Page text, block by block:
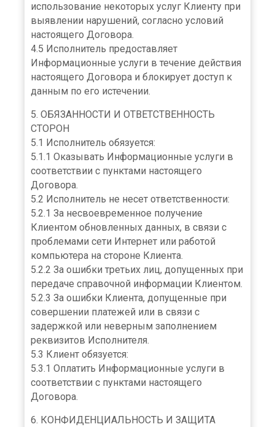
использование некоторых услуг Клиенту при
выявлении нарушений, согласно условий
настоящего Договора.
4.5 Исполнитель предоставляет
Информационные услуги в течение действия
настоящего Договора и блокирует доступ к
данным по его истечении.
5. ОБЯЗАННОСТИ И ОТВЕТСТВЕННОСТЬ
СТОРОН
5.1 Исполнитель обязуется:
5.1.1 Оказывать Информационные услуги в
соответствии с пунктами настоящего
Договора.
5.2 Исполнитель не несет ответственности:
5.2.1 За несвоевременное получение
Клиентом обновленных данных, в связи с
проблемами сети Интернет или работой
компьютера на стороне Клиента.
5.2.2 За ошибки третьих лиц, допущенных при
передаче справочной информации Клиентом.
5.2.3 За ошибки Клиента, допущенные при
совершении платежей или в связи с
задержкой или неверным заполнением
реквизитов Исполнителя.
5.3 Клиент обязуется:
5.3.1 Оплатить Информационные услуги в
соответствии с пунктами настоящего
Договора.
6. КОНФИДЕНЦИАЛЬНОСТЬ И ЗАЩИТА